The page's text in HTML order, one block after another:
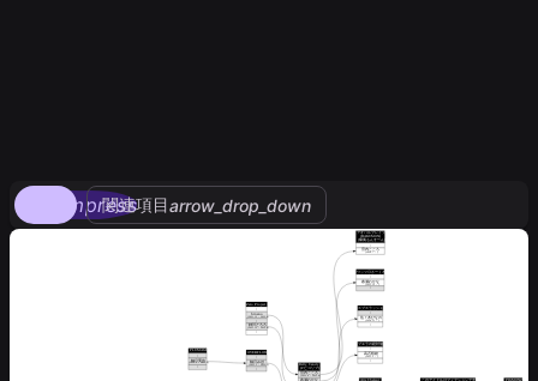
compress
関連項目arrow_drop_down